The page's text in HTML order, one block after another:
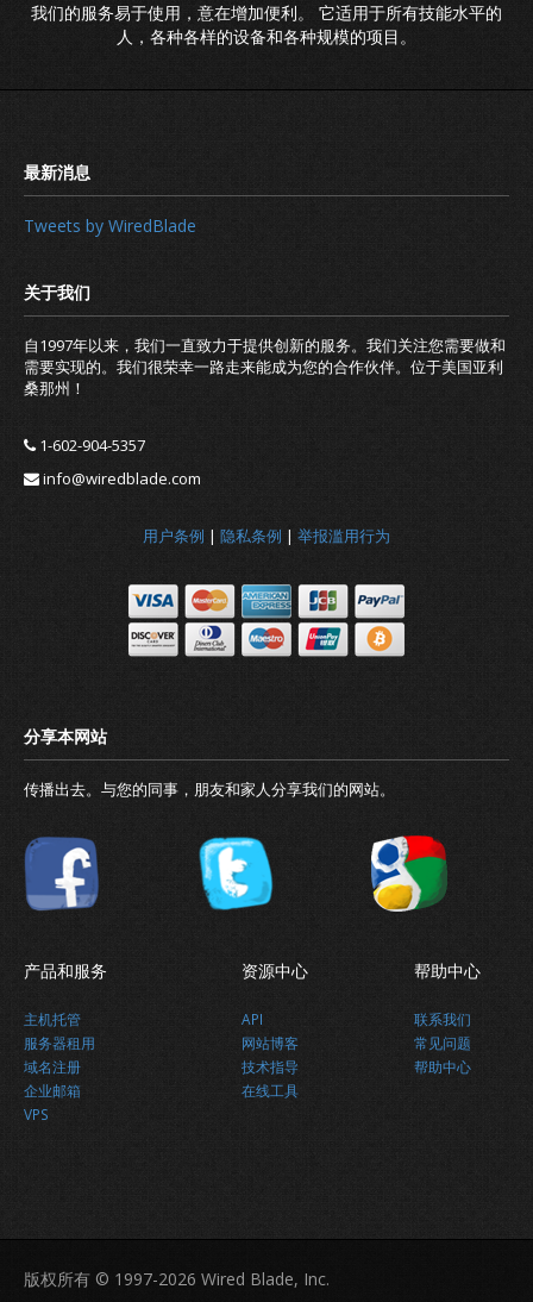
我们的服务易于使用，意在增加便利。 它适用于所有技能水平的
人，各种各样的设备和各种规模的项目。
Tweets by WiredBlade
自1997年以来，我们一直致力于提供创新的服务。我们关注您需要做和
需要实现的。我们很荣幸一路走来能成为您的合作伙伴。位于美国亚利
桑那州！
1-602-904-5357
info@wiredblade.com
用户条例 | 隐私条例 | 举报滥用行为
传播出去。与您的同事，朋友和家人分享我们的网站。
产品和服务
主机托管
服务器租用
域名注册
企业邮箱
VPS
资源中心
API
网站博客
技术指导
在线工具
帮助中心
联系我们
常见问题
帮助中心
版权所有 © 1997-2026 Wired Blade, Inc.